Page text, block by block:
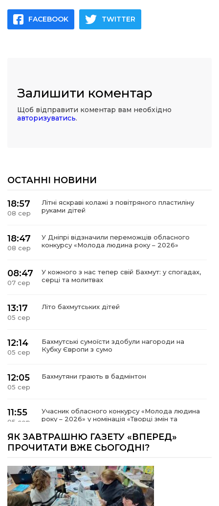
FACEBOOK TWITTER
Залишити коментар
Щоб відправити коментар вам необхідно
авторизуватись.
ОСТАННІ НОВИНИ
18:57
08 сер
Літні яскраві колажі з повітряного пластиліну
руками дітей
18:47
08 сер
У Дніпрі відзначили переможців обласного
конкурсу «Молода людина року – 2026»
08:47
07 сер
У кожного з нас тепер свій Бахмут: у спогадах,
серці та молитвах
13:17
05 сер
Літо бахмутських дітей
12:14
05 сер
Бахмутські сумоїсти здобули нагороди на
Кубку Європи з сумо
12:05
05 сер
Бахмутяни грають в бадмінтон
11:55
05 сер
Учасник обласного конкурсу «Молода людина
року – 2026» у номінація «Творці змін та
15:18
Мобільні клініки надали медичну допомогу 4
09:27
03 сер
ВПО можуть не платити за частину
комунальних послуг: про що йдеться
ЯК ЗАВТРАШНЮ ГАЗЕТУ «ВПЕРЕД»
ПРОЧИТАТИ ВЖЕ СЬОГОДНІ?